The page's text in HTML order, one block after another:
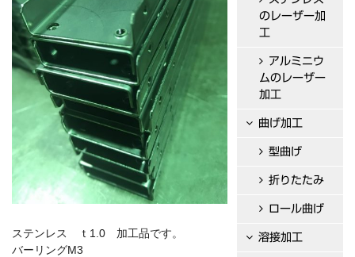
ステンレス ｔ1.0 加工品です。
バーリングM3
のレーザー加
工
アルミニウ
ムのレーザー
加工
曲げ加工
型曲げ
折りたたみ
ロール曲げ
溶接加工